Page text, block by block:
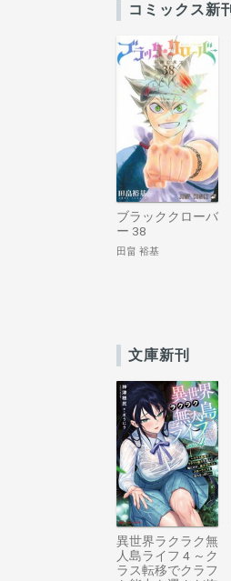
コミックス新刊
ブラッククローバ
ー 38
田畠 裕基
文庫新刊
異世界ラクラク無
人島ライフ 4 ～ク
ラス転移でクラフ